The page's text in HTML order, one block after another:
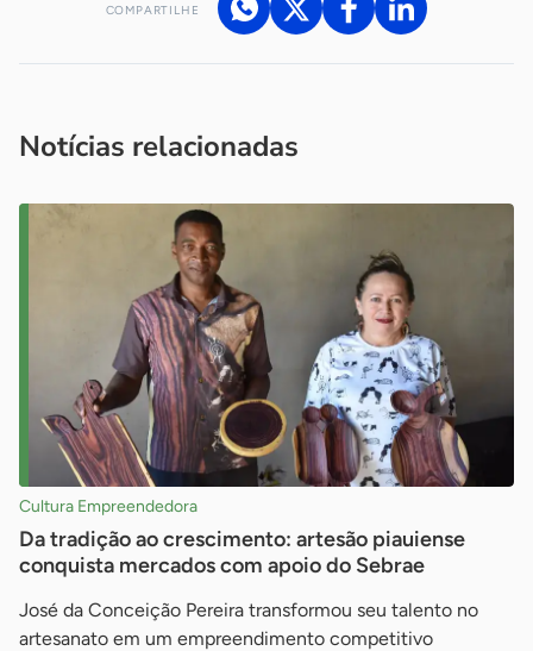
COMPARTILHE
Notícias relacionadas
Cultura Empreendedora
Da tradição ao crescimento: artesão piauiense
conquista mercados com apoio do Sebrae
José da Conceição Pereira transformou seu talento no
artesanato em um empreendimento competitivo